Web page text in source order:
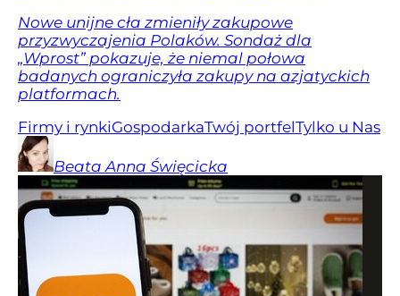
Nowe unijne cła zmieniły zakupowe
przyzwyczajenia Polaków. Sondaż dla
„Wprost” pokazuje, że niemal połowa
badanych ograniczyła zakupy na azjatyckich
platformach.
Firmy i rynkiGospodarkaTwój portfelTylko u Nas
Beata Anna Święcicka